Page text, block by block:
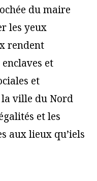
du maire
les yeux
rendent
et
et
ville du Nord
et les
aux lieux qu’iels